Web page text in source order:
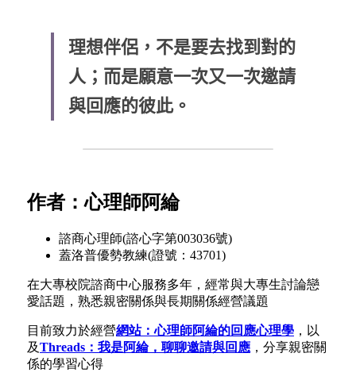
理想伴侶，不是要去找到對的
人；而是願意一次又一次邀請
與回應的彼此。